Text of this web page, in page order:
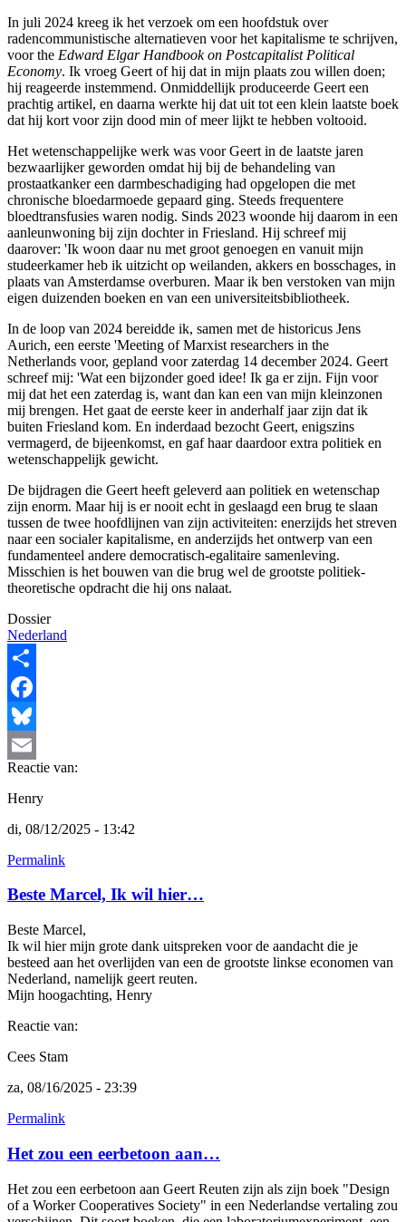
In juli 2024 kreeg ik het verzoek om een hoofdstuk over
radencommunistische alternatieven voor het kapitalisme te schrijven,
voor the Edward Elgar Handbook on Postcapitalist Political
Economy. Ik vroeg Geert of hij dat in mijn plaats zou willen doen;
hij reageerde instemmend. Onmiddellijk produceerde Geert een
prachtig artikel, en daarna werkte hij dat uit tot een klein laatste boek
dat hij kort voor zijn dood min of meer lijkt te hebben voltooid.
Het wetenschappelijke werk was voor Geert in de laatste jaren
bezwaarlijker geworden omdat hij bij de behandeling van
prostaatkanker een darmbeschadiging had opgelopen die met
chronische bloedarmoede gepaard ging. Steeds frequentere
bloedtransfusies waren nodig. Sinds 2023 woonde hij daarom in een
aanleunwoning bij zijn dochter in Friesland. Hij schreef mij
daarover: 'Ik woon daar nu met groot genoegen en vanuit mijn
studeerkamer heb ik uitzicht op weilanden, akkers en bosschages, in
plaats van Amsterdamse overburen. Maar ik ben verstoken van mijn
eigen duizenden boeken en van een universiteitsbibliotheek.
In de loop van 2024 bereidde ik, samen met de historicus Jens
Aurich, een eerste 'Meeting of Marxist researchers in the
Netherlands voor, gepland voor zaterdag 14 december 2024. Geert
schreef mij: 'Wat een bijzonder goed idee! Ik ga er zijn. Fijn voor
mij dat het een zaterdag is, want dan kan een van mijn kleinzonen
mij brengen. Het gaat de eerste keer in anderhalf jaar zijn dat ik
buiten Friesland kom. En inderdaad bezocht Geert, enigszins
vermagerd, de bijeenkomst, en gaf haar daardoor extra politiek en
wetenschappelijk gewicht.
De bijdragen die Geert heeft geleverd aan politiek en wetenschap
zijn enorm. Maar hij is er nooit echt in geslaagd een brug te slaan
tussen de twee hoofdlijnen van zijn activiteiten: enerzijds het streven
naar een socialer kapitalisme, en anderzijds het ontwerp van een
fundamenteel andere democratisch-egalitaire samenleving.
Misschien is het bouwen van die brug wel de grootste politiek-
theoretische opdracht die hij ons nalaat.
Dossier
Nederland
Share
Facebook
Bluesky
Email
Reactie van:
Henry
di, 08/12/2025 - 13:42
Permalink
Beste Marcel, Ik wil hier…
Beste Marcel,
Ik wil hier mijn grote dank uitspreken voor de aandacht die je
besteed aan het overlijden van een de grootste linkse economen van
Nederland, namelijk geert reuten.
Mijn hoogachting, Henry
Reactie van:
Cees Stam
za, 08/16/2025 - 23:39
Permalink
Het zou een eerbetoon aan…
Het zou een eerbetoon aan Geert Reuten zijn als zijn boek "Design
of a Worker Cooperatives Society" in een Nederlandse vertaling zou